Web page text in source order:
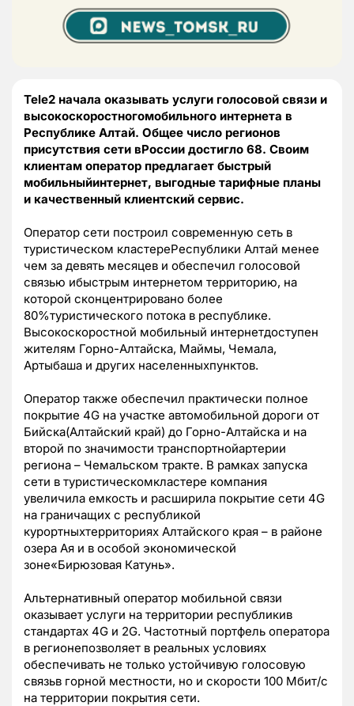
Tele2 начала оказывать услуги голосовой связи и
высокоскоростногомобильного интернета в
Республике Алтай. Общее число регионов
присутствия сети вРоссии достигло 68. Своим
клиентам оператор предлагает быстрый
мобильныйинтернет, выгодные тарифные планы
и качественный клиентский сервис.
Оператор сети построил современную сеть в
туристическом кластереРеспублики Алтай менее
чем за девять месяцев и обеспечил голосовой
связью ибыстрым интернетом территорию, на
которой сконцентрировано более
80%туристического потока в республике.
Высокоскоростной мобильный интернетдоступен
жителям Горно-Алтайска, Маймы, Чемала,
Артыбаша и других населенныхпунктов.
Оператор также обеспечил практически полное
покрытие 4G на участке автомобильной дороги от
Бийска(Алтайский край) до Горно-Алтайска и на
второй по значимости транспортнойартерии
региона – Чемальском тракте. В рамках запуска
сети в туристическомкластере компания
увеличила емкость и расширила покрытие сети 4G
на граничащих с республикой
курортныхтерриториях Алтайского края – в районе
озера Ая и в особой экономической
зоне«Бирюзовая Катунь».
Альтернативный оператор мобильной связи
оказывает услуги на территории республикив
стандартах 4G и 2G. Частотный портфель оператора
в регионепозволяет в реальных условиях
обеспечивать не только устойчивую голосовую
связьв горной местности, но и скорости 100 Мбит/c
на территории покрытия сети.